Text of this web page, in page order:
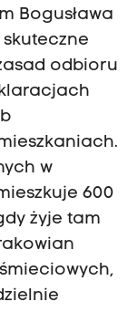
Bogusława
odbioru
w
600
żyje tam